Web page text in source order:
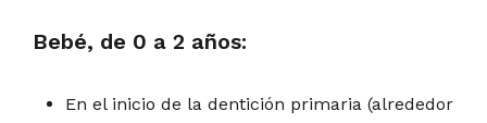
Bebé, de 0 a 2 años:
En el inicio de la dentición primaria (alrededor